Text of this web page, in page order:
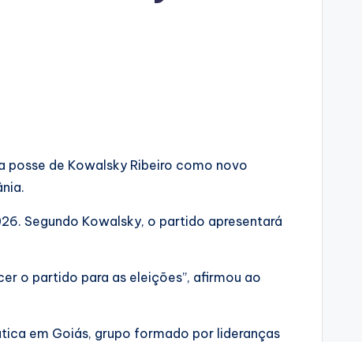
posse de Kowalsky Ribeiro como novo
Segundo Kowalsky, o partido apresentará
o partido para as eleições”, afirmou ao
em Goiás, grupo formado por lideranças